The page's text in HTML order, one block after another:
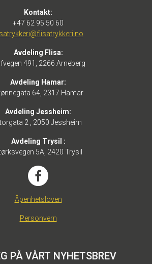
Kontakt:
+47 62 95 50 60
Avdeling Flisa:
491, 2266 Arneberg
Avdeling Hamar:
64, 2317 Hamar
Avdeling Jessheim:
2 , 2050 Jessheim
Avdeling Trysil :
5A, 2420 Trysil
Åpenhetsloven
Personvern
PÅ VÅRT NYHETSBREV